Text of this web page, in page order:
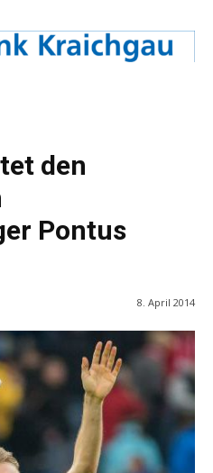
den
Pontus
8. April 2014